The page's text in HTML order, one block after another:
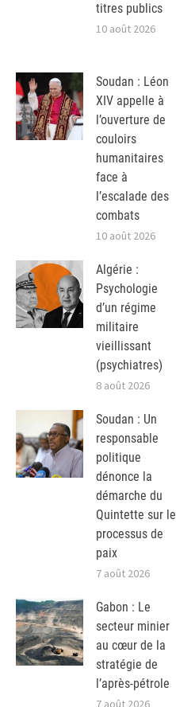
titres publics
10 août 2026
Soudan : Léon
XIV appelle à
l’ouverture de
couloirs
humanitaires
face à
l’escalade des
combats
10 août 2026
Algérie :
Psychologie
d’un régime
militaire
vieillissant
(psychiatres)
8 août 2026
Soudan : Un
responsable
politique
dénonce la
démarche du
Quintette sur le
processus de
paix
7 août 2026
Gabon : Le
secteur minier
au cœur de la
stratégie de
l’après-pétrole
7 août 2026